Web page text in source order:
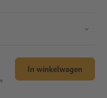
In winkelwagen